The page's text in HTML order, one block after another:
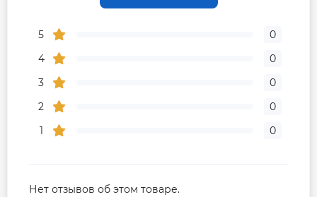
5
0
4
0
3
0
2
0
1
0
Нет отзывов об этом товаре.